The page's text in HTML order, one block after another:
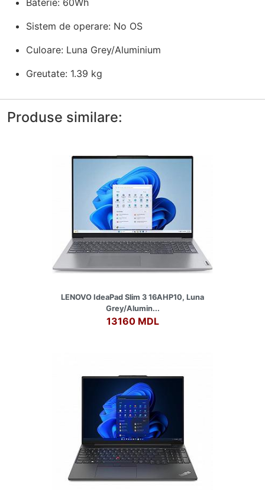
Baterie: 60Wh
Sistem de operare: No OS
Culoare: Luna Grey/Aluminium
Greutate: 1.39 kg
Produse similare:
LENOVO IdeaPad Slim 3 16AHP10, Luna
Grey/Alumin...
13160 MDL